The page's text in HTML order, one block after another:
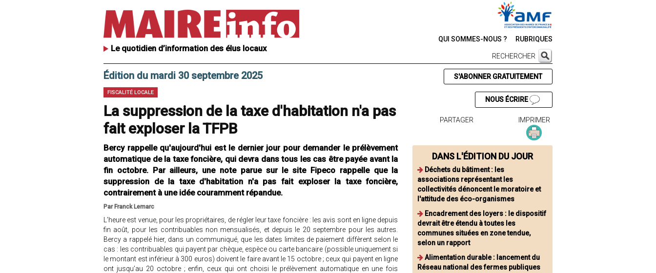
Le quotidien d’information des élus locaux
QUI SOMMES-NOUS ? RUBRIQUES
RECHERCHER
Édition du mardi 30 septembre 2025
FISCALITÉ LOCALE
La suppression de la taxe d'habitation n'a pas
fait exploser la TFPB
Bercy rappelle qu'aujourd'hui est le dernier jour pour demander le prélèvement
automatique de la taxe foncière, qui devra dans tous les cas être payée avant la
fin octobre. Par ailleurs, une note parue sur le site Fipeco rappelle que la
suppression de la taxe d'habitation n'a pas fait exploser la taxe foncière,
contrairement à une idée couramment répandue.
Par Franck Lemarc
L’heure est venue, pour les propriétaires, de régler leur taxe foncière : les avis sont en ligne depuis
fin août, pour les contribuables non mensualisés, et depuis le 20 septembre pour les autres.
Bercy a rappelé hier, dans un communiqué, que les dates limites de paiement diffèrent selon le
cas : les contribuables qui payent par chèque, espèce ou carte bancaire (possible uniquement si
le montant est inférieur à 300 euros) doivent le faire avant le 15 octobre ; ceux qui payent en ligne
ont jusqu’au 20 octobre ; enfin, ceux qui ont choisi le prélèvement automatique en une fois
S'ABONNER GRATUITEMENT
NOUS ÉCRIRE
PARTAGER IMPRIMER
DANS L'ÉDITION DU JOUR
Déchets du bâtiment : les
associations représentant les
collectivités dénoncent le moratoire et
l'attitude des éco-organismes
Encadrement des loyers : le dispositif
devrait être étendu à toutes les
communes situées en zone tendue,
selon un rapport
Alimentation durable : lancement du
Réseau national des fermes publiques